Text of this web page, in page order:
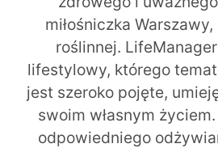
miłośniczka
roślinnej.
lifestylowy, którego
jest szeroko pojęte,
swoim własnym
odpowiedniego